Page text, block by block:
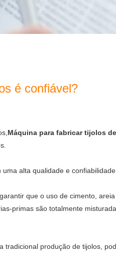
é confiável?
Máquina para fabricar tijolos
alta qualidade e confiabilidade
que o uso de cimento,
primas são totalmente
tradicional produção de tijolos,